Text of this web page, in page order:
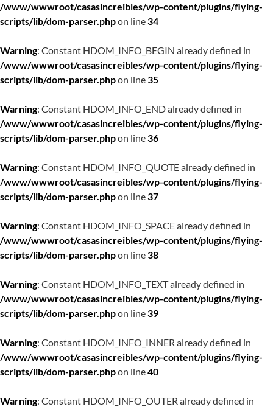
/www/wwwroot/casasincreibles/wp-content/plugins/flying-
scripts/lib/dom-parser.phpon line34
Warning: Constant HDOM_INFO_BEGIN already defined in
/www/wwwroot/casasincreibles/wp-content/plugins/flying-
scripts/lib/dom-parser.phpon line35
Warning: Constant HDOM_INFO_END already defined in
/www/wwwroot/casasincreibles/wp-content/plugins/flying-
scripts/lib/dom-parser.phpon line36
Warning: Constant HDOM_INFO_QUOTE already defined in
/www/wwwroot/casasincreibles/wp-content/plugins/flying-
scripts/lib/dom-parser.phpon line37
Warning: Constant HDOM_INFO_SPACE already defined in
/www/wwwroot/casasincreibles/wp-content/plugins/flying-
scripts/lib/dom-parser.phpon line38
Warning: Constant HDOM_INFO_TEXT already defined in
/www/wwwroot/casasincreibles/wp-content/plugins/flying-
scripts/lib/dom-parser.phpon line39
Warning: Constant HDOM_INFO_INNER already defined in
/www/wwwroot/casasincreibles/wp-content/plugins/flying-
scripts/lib/dom-parser.phpon line40
Warning: Constant HDOM_INFO_OUTER already defined in